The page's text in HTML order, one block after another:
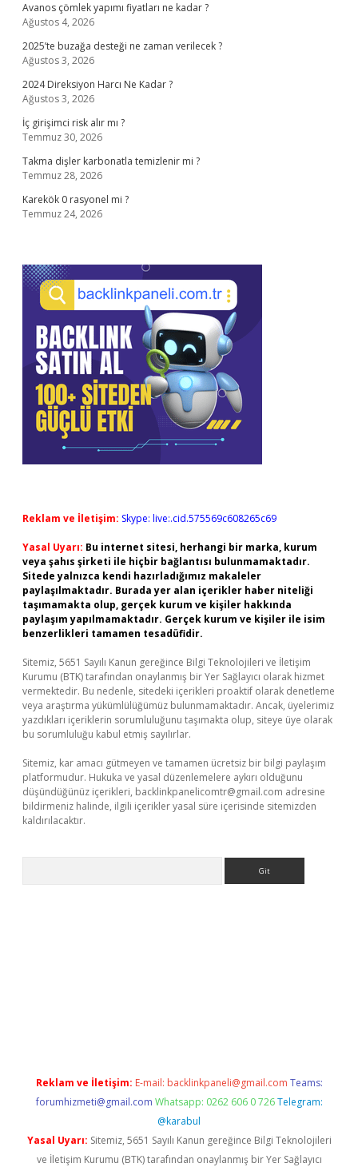
Avanos çömlek yapımı fiyatları ne kadar ?
Ağustos 4, 2026
2025’te buzağa desteği ne zaman verilecek ?
Ağustos 3, 2026
2024 Direksiyon Harcı Ne Kadar ?
Ağustos 3, 2026
İç girişimci risk alır mı ?
Temmuz 30, 2026
Takma dişler karbonatla temizlenir mi ?
Temmuz 28, 2026
Karekök 0 rasyonel mi ?
Temmuz 24, 2026
Reklam ve İletişim: Skype: live:.cid.575569c608265c69
Yasal Uyarı: Bu internet sitesi, herhangi bir marka, kurum
veya şahıs şirketi ile hiçbir bağlantısı bulunmamaktadır.
Sitede yalnızca kendi hazırladığımız makaleler
paylaşılmaktadır. Burada yer alan içerikler haber niteliği
taşımamakta olup, gerçek kurum ve kişiler hakkında
paylaşım yapılmamaktadır. Gerçek kurum ve kişiler ile isim
benzerlikleri tamamen tesadüfidir.
Sitemiz, 5651 Sayılı Kanun gereğince Bilgi Teknolojileri ve İletişim
Kurumu (BTK) tarafından onaylanmış bir Yer Sağlayıcı olarak hizmet
vermektedir. Bu nedenle, sitedeki içerikleri proaktif olarak denetleme
veya araştırma yükümlülüğümüz bulunmamaktadır. Ancak, üyelerimiz
yazdıkları içeriklerin sorumluluğunu taşımakta olup, siteye üye olarak
bu sorumluluğu kabul etmiş sayılırlar.
Sitemiz, kar amacı gütmeyen ve tamamen ücretsiz bir bilgi paylaşım
platformudur. Hukuka ve yasal düzenlemelere aykırı olduğunu
düşündüğünüz içerikleri, backlinkpanelicomtr@gmail.com adresine
bildirmeniz halinde, ilgili içerikler yasal süre içerisinde sitemizden
kaldırılacaktır.
Reklam ve İletişim: E-mail: backlinkpaneli@gmail.com Teams:
forumhizmeti@gmail.com Whatsapp: 0262 606 0 726 Telegram:
@karabul
Yasal Uyarı: Sitemiz, 5651 Sayılı Kanun gereğince Bilgi Teknolojileri
ve İletişim Kurumu (BTK) tarafından onaylanmış bir Yer Sağlayıcı